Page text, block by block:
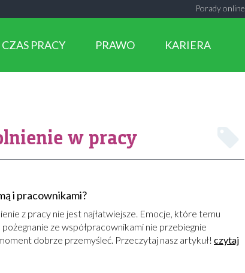
Porady online
CZAS PRACY PRAWO KARIERA
w pracy
i pracownikami?
z pracy nie jest najłatwiejsze. Emocje, które temu
ze współpracownikami nie przebiegnie
dobrze przemyśleć. Przeczytaj nasz artykuł! czytaj